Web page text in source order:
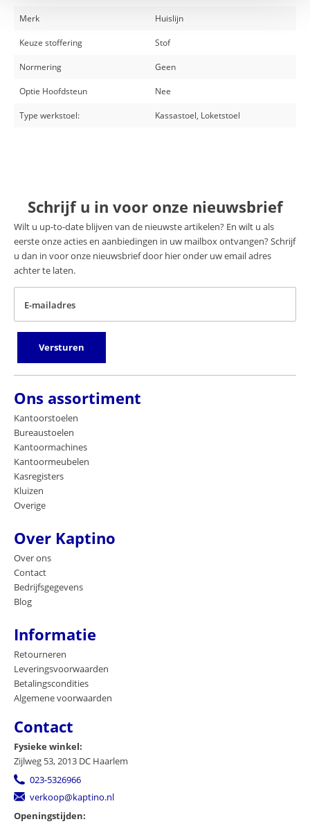
Merk Huislijn
Keuze stoffering Stof
Normering Geen
Optie Hoofdsteun Nee
Type werkstoel: Kassastoel, Loketstoel
Schrijf u in voor onze nieuwsbrief
Wilt u up-to-date blijven van de nieuwste artikelen? En wilt u als
eerste onze acties en aanbiedingen in uw mailbox ontvangen? Schrijf
u dan in voor onze nieuwsbrief door hier onder uw email adres
achter te laten.
E-mailadres
Versturen
Ons assortiment
Kantoorstoelen
Bureaustoelen
Kantoormachines
Kantoormeubelen
Kasregisters
Kluizen
Overige
Over Kaptino
Over ons
Contact
Bedrijfsgegevens
Blog
Informatie
Retourneren
Leveringsvoorwaarden
Betalingscondities
Algemene voorwaarden
Contact
Fysieke winkel:
Zijlweg 53, 2013 DC Haarlem
023-5326966
verkoop@kaptino.nl
Openingstijden: